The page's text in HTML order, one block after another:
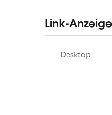
Link-
Desktop